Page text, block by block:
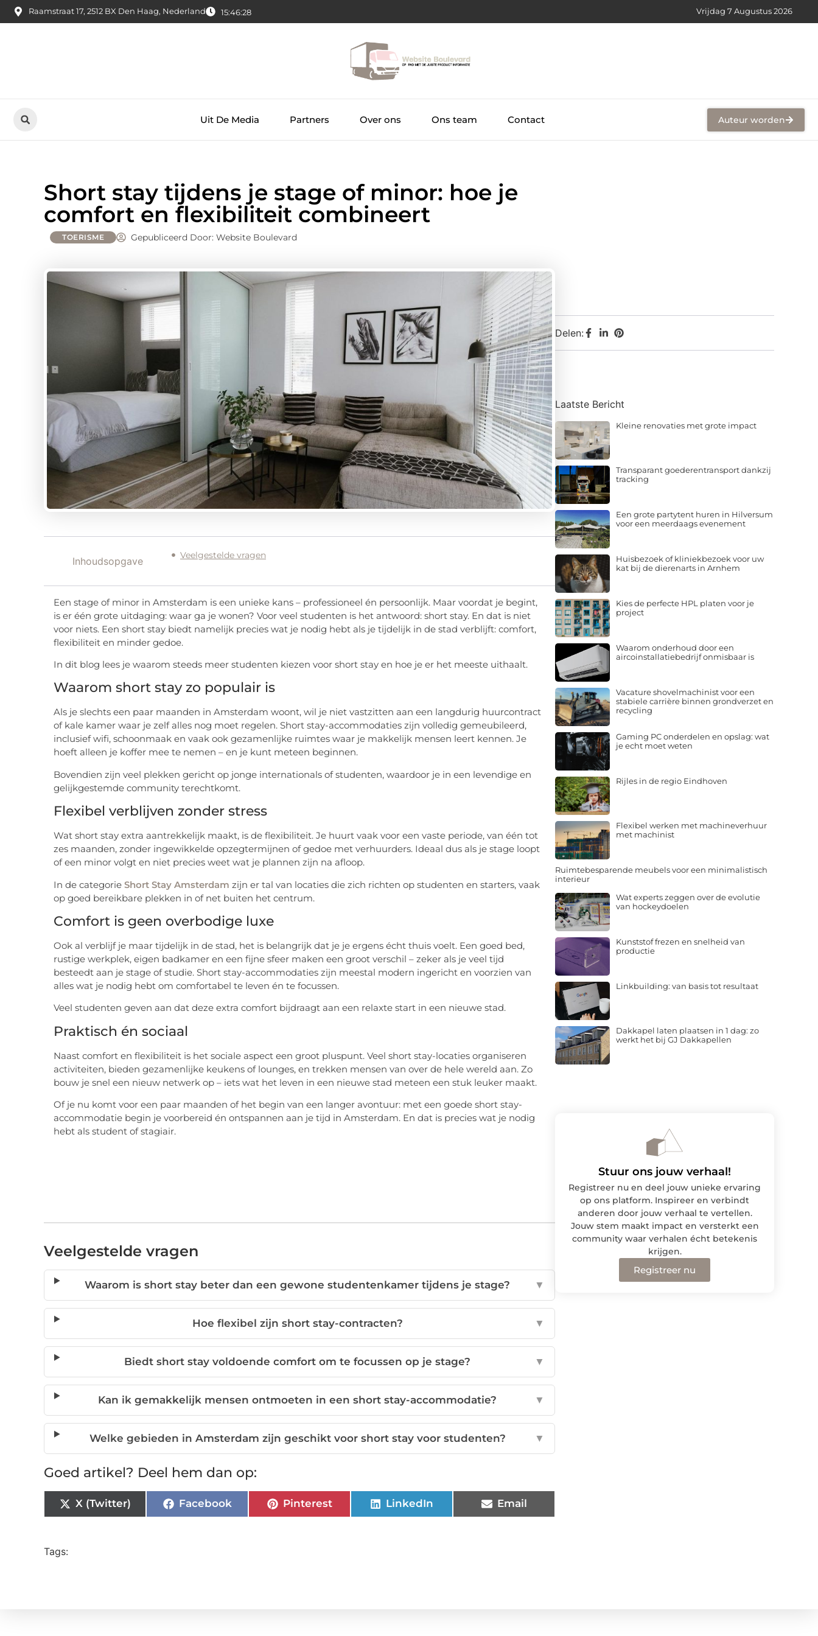
Raamstraat 17, 2512 BX Den Haag, Nederland 15:46:29 Vrijdag 7 Augustus 2026
Uit De Media Partners Over ons Ons team Contact Auteur worden
Short stay tijdens je stage of minor: hoe je
comfort en flexibiliteit combineert
TOERISME Gepubliceerd Door: Website Boulevard
Inhoudsopgave Veelgestelde vragen
Een stage of minor in Amsterdam is een unieke kans – professioneel én persoonlijk. Maar voordat je begint,
is er één grote uitdaging: waar ga je wonen? Voor veel studenten is het antwoord: short stay. En dat is niet
voor niets. Een short stay biedt namelijk precies wat je nodig hebt als je tijdelijk in de stad verblijft: comfort,
flexibiliteit en minder gedoe.
In dit blog lees je waarom steeds meer studenten kiezen voor short stay en hoe je er het meeste uithaalt.
Waarom short stay zo populair is
Als je slechts een paar maanden in Amsterdam woont, wil je niet vastzitten aan een langdurig huurcontract
of kale kamer waar je zelf alles nog moet regelen. Short stay-accommodaties zijn volledig gemeubileerd,
inclusief wifi, schoonmaak en vaak ook gezamenlijke ruimtes waar je makkelijk mensen leert kennen. Je
hoeft alleen je koffer mee te nemen – en je kunt meteen beginnen.
Bovendien zijn veel plekken gericht op jonge internationals of studenten, waardoor je in een levendige en
gelijkgestemde community terechtkomt.
Flexibel verblijven zonder stress
Wat short stay extra aantrekkelijk maakt, is de flexibiliteit. Je huurt vaak voor een vaste periode, van één tot
zes maanden, zonder ingewikkelde opzegtermijnen of gedoe met verhuurders. Ideaal dus als je stage loopt
of een minor volgt en niet precies weet wat je plannen zijn na afloop.
In de categorie Short Stay Amsterdam zijn er tal van locaties die zich richten op studenten en starters, vaak
op goed bereikbare plekken in of net buiten het centrum.
Comfort is geen overbodige luxe
Ook al verblijf je maar tijdelijk in de stad, het is belangrijk dat je je ergens écht thuis voelt. Een goed bed,
rustige werkplek, eigen badkamer en een fijne sfeer maken een groot verschil – zeker als je veel tijd
besteedt aan je stage of studie. Short stay-accommodaties zijn meestal modern ingericht en voorzien van
alles wat je nodig hebt om comfortabel te leven én te focussen.
Veel studenten geven aan dat deze extra comfort bijdraagt aan een relaxte start in een nieuwe stad.
Praktisch én sociaal
Naast comfort en flexibiliteit is het sociale aspect een groot pluspunt. Veel short stay-locaties organiseren
activiteiten, bieden gezamenlijke keukens of lounges, en trekken mensen van over de hele wereld aan. Zo
bouw je snel een nieuw netwerk op – iets wat het leven in een nieuwe stad meteen een stuk leuker maakt.
Of je nu komt voor een paar maanden of het begin van een langer avontuur: met een goede short stay-
accommodatie begin je voorbereid én ontspannen aan je tijd in Amsterdam. En dat is precies wat je nodig
hebt als student of stagiair.
Veelgestelde vragen
Waarom is short stay beter dan een gewone studentenkamer tijdens je stage? ▼
Hoe flexibel zijn short stay-contracten? ▼
Biedt short stay voldoende comfort om te focussen op je stage? ▼
Kan ik gemakkelijk mensen ontmoeten in een short stay-accommodatie? ▼
Welke gebieden in Amsterdam zijn geschikt voor short stay voor studenten? ▼
Goed artikel? Deel hem dan op:
X (Twitter) Facebook Pinterest LinkedIn Email
Tags:
Delen:
Laatste Bericht
Kleine renovaties met grote impact
Transparant goederentransport dankzij
tracking
Een grote partytent huren in Hilversum
voor een meerdaags evenement
Huisbezoek of kliniekbezoek voor uw
kat bij de dierenarts in Arnhem
Kies de perfecte HPL platen voor je
project
Waarom onderhoud door een
aircoinstallatiebedrijf onmisbaar is
Vacature shovelmachinist voor een
stabiele carrière binnen grondverzet en
recycling
Gaming PC onderdelen en opslag: wat
je echt moet weten
Rijles in de regio Eindhoven
Flexibel werken met machineverhuur
met machinist
Ruimtebesparende meubels voor een minimalistisch
interieur
Wat experts zeggen over de evolutie
van hockeydoelen
Kunststof frezen en snelheid van
productie
Linkbuilding: van basis tot resultaat
Dakkapel laten plaatsen in 1 dag: zo
werkt het bij GJ Dakkapellen
Stuur ons jouw verhaal!
Registreer nu en deel jouw unieke ervaring
op ons platform. Inspireer en verbindt
anderen door jouw verhaal te vertellen.
Jouw stem maakt impact en versterkt een
community waar verhalen écht betekenis
krijgen.
Registreer nu